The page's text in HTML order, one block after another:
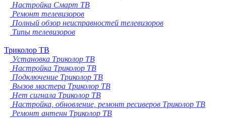
Настройка Смарт ТВ
Ремонт телевизоров
Полный обзор неисправностей телевизоров
Типы телевизоров
Триколор ТВ
Установка Триколор ТВ
Настройка Триколор ТВ
Подключение Триколор ТВ
Вызов мастера Триколор ТВ
Нет сигнала Триколор ТВ
Настройка, обновление, ремонт ресиверов Триколор ТВ
Ремонт антенн Триколор ТВ